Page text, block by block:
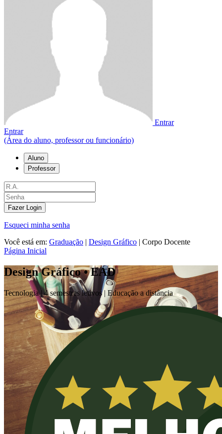
Entrar
Entrar
(Área do aluno, professor ou funcionário)
Aluno
Professor
Fazer Login
Esqueci minha senha
Você está em: Graduação | Design Gráfico | Corpo Docente
Página Inicial
Design Gráfico • EAD
Tecnologia |4 semestres letivos | Educação a distância